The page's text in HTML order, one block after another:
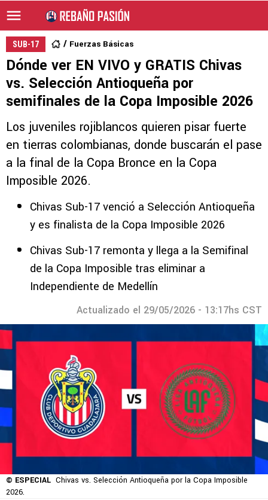
SUB-17 Fuerzas Básicas
Dónde ver EN VIVO y GRATIS Chivas
vs. Selección Antioqueña por
semifinales de la Copa Imposible 2026
Los juveniles rojiblancos quieren pisar fuerte
en tierras colombianas, donde buscarán el pase
a la final de la Copa Bronce en la Copa
Imposible 2026.
Chivas Sub-17 venció a Selección Antioqueña
y es finalista de la Copa Imposible 2026
Chivas Sub-17 remonta y llega a la Semifinal
de la Copa Imposible tras eliminar a
Independiente de Medellín
Actualizado el 29/05/2026 - 13:17hs CST
© ESPECIAL Chivas vs. Selección Antioqueña por la Copa Imposible
2026.